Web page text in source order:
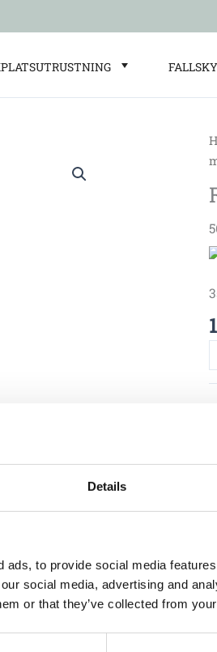
Details
ads, to provide social media
social media, advertising and
or that they’ve collected from